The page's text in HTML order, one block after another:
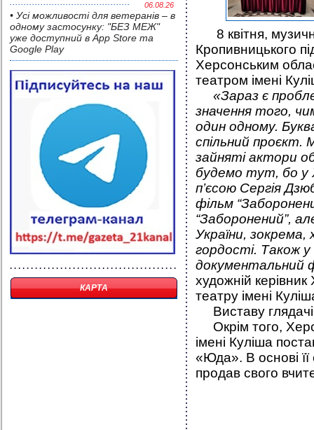
06.08.26
• Усі можливості для ветеранів – в
одному застосунку: "БЕЗ МЕЖ"
уже доступний в App Store та
Google Play
КАРТА
8 квітня,
Кропивницького
Херсонським
театром імені
«Зараз є
значення того,
один одному.
спільний проєкт.
зайняті актори
будемо тут, бо у
п’єсою Сергія
фільм
“Заборонений”,
України, зокрема,
гордості. Також
документальний
художній
театру імені
Виставу
Окрім того,
імені Куліша
«Юда». В основі
продав свого